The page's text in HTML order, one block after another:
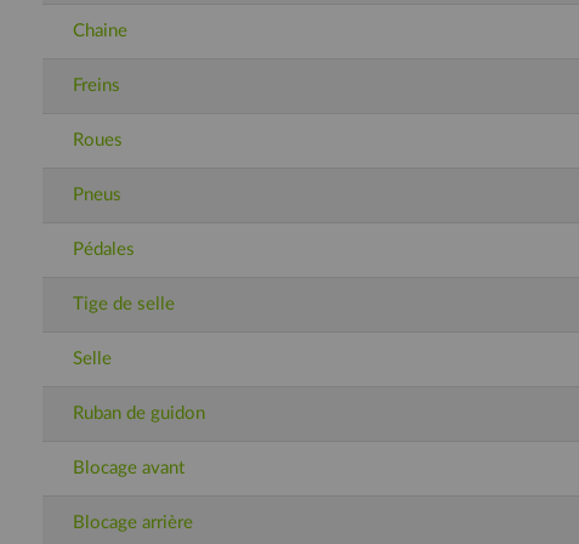
Chaine
Freins
Roues
Pneus
Pédales
Tige de selle
Selle
Ruban de guidon
Blocage avant
Blocage arrière